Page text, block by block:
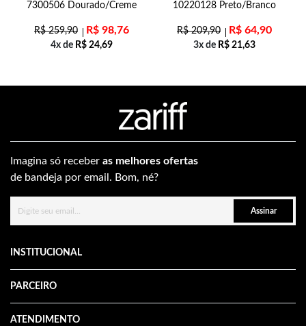
7300506 Dourado/Creme
R$259,90 R$ 98,76
4x de R$ 24,69
10220128 Preto/Branco
R$209,90 R$ 64,90
3x de R$ 21,63
Imagina só receber as melhores ofertas
de bandeja por email. Bom, né?
Assinar
INSTITUCIONAL
PARCEIRO
ATENDIMENTO